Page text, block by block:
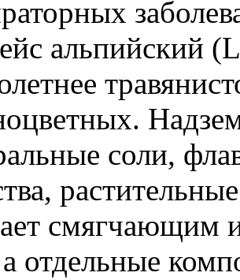
альпийский
соли,
смягчающим
отдельные